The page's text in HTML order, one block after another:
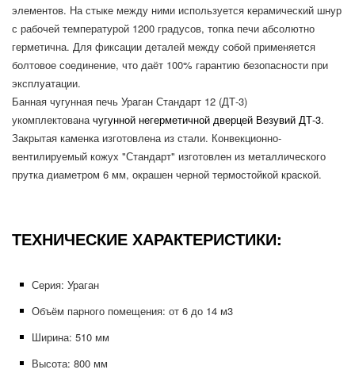
элементов. На стыке между ними используется керамический шнур
с рабочей температурой 1200 градусов, топка печи абсолютно
герметична. Для фиксации деталей между собой применяется
болтовое соединение, что даёт 100% гарантию безопасности при
эксплуатации.
Банная чугунная печь Ураган Стандарт 12 (ДТ-3)
укомплектованачугунной негерметичной дверцей Везувий ДТ-3.
Закрытая каменка изготовлена из стали. Конвекционно-
вентилируемый кожух "Стандарт" изготовлен из металлического
прутка диаметром 6 мм, окрашен черной термостойкой краской.
ТЕХНИЧЕСКИЕ ХАРАКТЕРИСТИКИ:
Серия: Ураган
Объём парного помещения: от 6 до 14 м3
Ширина: 510 мм
Высота: 800 мм